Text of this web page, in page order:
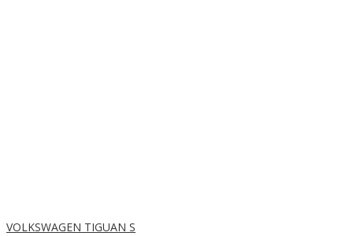
VOLKSWAGEN TIGUAN S